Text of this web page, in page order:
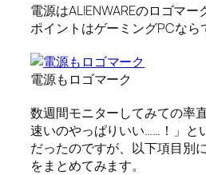
電源はALIENWAREのロゴマ
ポイントはゲーミングPCなら
電源もロゴマーク
数週間モニターしてみての率
速いのやっぱりいい……！」と
だったのですが、以下項目別
をまとめてみます。